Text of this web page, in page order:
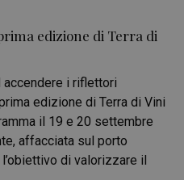
edizione di Terra di
accendere i riflettori
edizione di Terra di Vini
il 19 e 20 settembre
affacciata sul porto
di valorizzare il